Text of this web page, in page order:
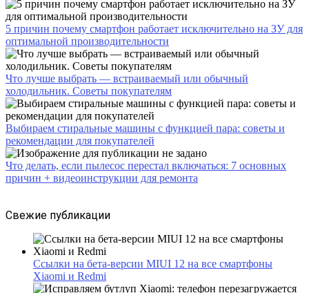
5 причин почему смартфон работает исключительно на ЗУ для
оптимальной производительности
Что лучше выбрать — встраиваемый или обычный
холодильник. Советы покупателям
Выбираем стиральные машины с функцией пара: советы и
рекомендации для покупателей
Что делать, если пылесос перестал включаться: 7 основных
причин + видеоинструкции для ремонта
Свежие публикации
Ссылки на бета-версии MIUI 12 на все смартфоны
Xiaomi и Redmi